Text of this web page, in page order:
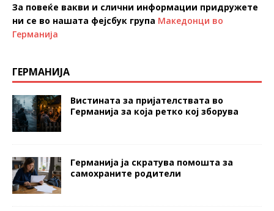
За повеќе вакви и слични информации придружете
ни се во нашата фејсбук група Македонци во
Германија
ГЕРМАНИЈА
Вистината за пријателствата во
Германија за која ретко кој зборува
Германија ја скратува помошта за
самохраните родители